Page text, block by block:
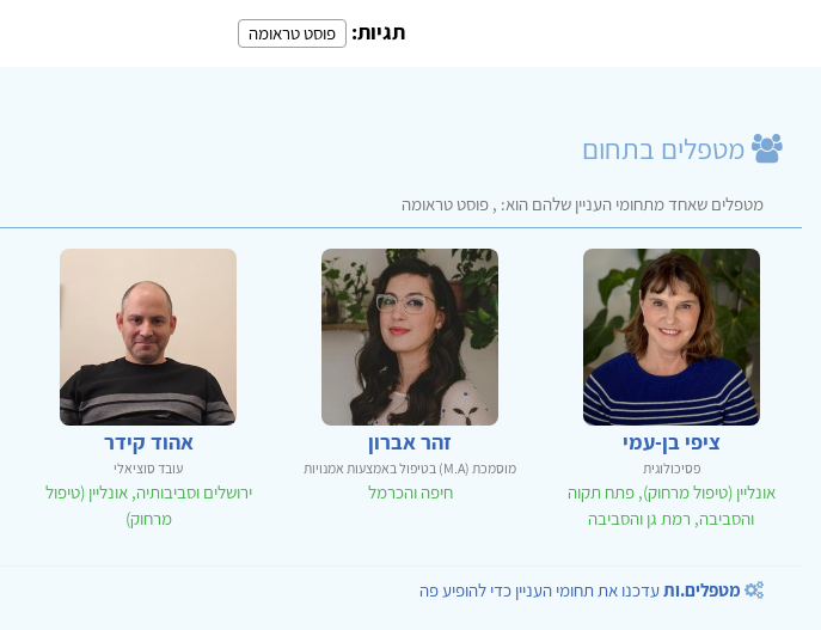
תגיות: פוסט טראומה
מטפלים בתחום
מטפלים שאחד מתחומי העניין שלהם הוא: , פוסט טראומה
ציפי בן-עמי
פסיכולוגית
אונליין (טיפול מרחוק), פתח תקוה
והסביבה, רמת גן והסביבה
זהר אברון
מוסמכת (M.A) בטיפול באמצעות אמנויות
חיפה והכרמל
אהוד קידר
עובד סוציאלי
ירושלים וסביבותיה, אונליין (טיפול
מרחוק)
מטפלים.ותעדכנו את תחומי העניין כדי להופיע פה